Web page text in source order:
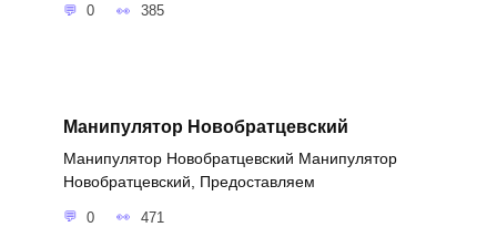
0 385
Манипулятор Новобратцевский
Манипулятор Новобратцевский Манипулятор
Новобратцевский, Предоставляем
0 471